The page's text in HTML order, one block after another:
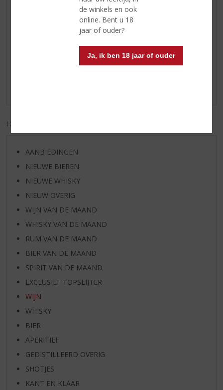
de winkels en ook
online. Bent u 18
jaar of ouder?
Ja, ik ben 18 jaar of ouder
serveer op 12-14 ⁰C
EXCL. BTW
AANBIEDINGEN
NIEUWE BIEREN
NIEUWE WHISKY
NIEUW OVERIG
WIJN VAN DE MAAND
WHISKY VAN DE MAAND
RUM VAN DE MAAND
BIER VAN DE MAAND
SPIRIT VAN DE MAAND
EXCLUSIEF TOPSLIJTER
WIJN
WHISKY
BIER
APERITIEF
GEDISTILLEERD OVERIG
SHOTJES
KANT EN KLAAR